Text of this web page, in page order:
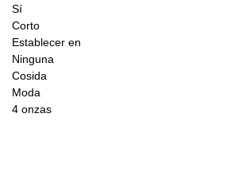
Sí
Corto
Establecer en
Ninguna
Cosida
Moda
4 onzas